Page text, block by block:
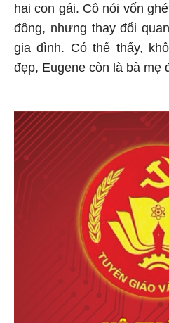
hai con gái. Cô nói vốn
đông, nhưng thay đổi
gia đình. Có thể thấy,
đẹp, Eugene còn là bà mẹ